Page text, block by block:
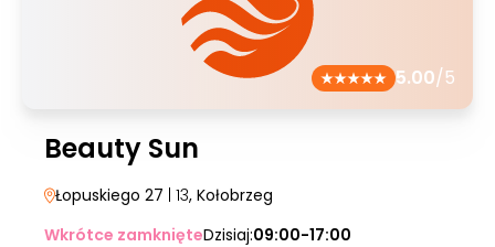
5.00/5
Beauty Sun
Łopuskiego 27 | 13, Kołobrzeg
Wkrótce zamknięteDzisiaj:09:00-17:00